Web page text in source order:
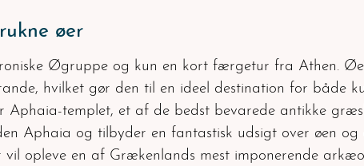
øer
Øgruppe og kun en kort færgetur fra Athen.
hvilket gør den til en ideel destination for både
templet, et af de bedst bevarede antikke
Aphaia og tilbyder en fantastisk udsigt over øen
vil opleve en af Grækenlands mest imponerende